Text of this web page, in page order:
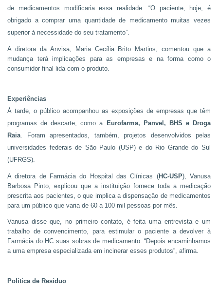
de medicamentos modificaria essa realidade. “O paciente, hoje, é
obrigado a comprar uma quantidade de medicamento muitas vezes
superior à necessidade do seu tratamento”.
A diretora da Anvisa, Maria Cecília Brito Martins, comentou que a
mudança terá implicações para as empresas e na forma como o
consumidor final lida com o produto.
Experiências
À tarde, o público acompanhou as exposições de empresas que têm
programas de descarte, como a Eurofarma, Panvel, BHS e Droga
Raia. Foram apresentados, também, projetos desenvolvidos pelas
universidades federais de São Paulo (USP) e do Rio Grande do Sul
(UFRGS).
A diretora de Farmácia do Hospital das Clínicas (HC-USP), Vanusa
Barbosa Pinto, explicou que a instituição fornece toda a medicação
prescrita aos pacientes, o que implica a dispensação de medicamentos
para um público que varia de 60 a 100 mil pessoas por mês.
Vanusa disse que, no primeiro contato, é feita uma entrevista e um
trabalho de convencimento, para estimular o paciente a devolver à
Farmácia do HC suas sobras de medicamento. “Depois encaminhamos
a uma empresa especializada em incinerar esses produtos”, afirma.
Política de Resíduo